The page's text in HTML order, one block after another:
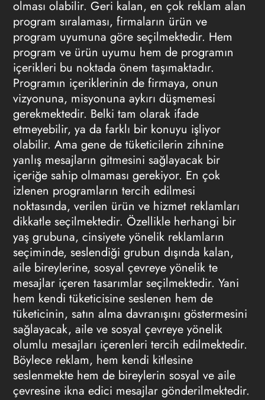
olması olabilir. Geri kalan, en çok reklam alan
program sıralaması, firmaların ürün ve
program uyumuna göre seçilmektedir. Hem
program ve ürün uyumu hem de programın
içerikleri bu noktada önem taşımaktadır.
Programın içeriklerinin de firmaya, onun
vizyonuna, misyonuna aykırı düşmemesi
gerekmektedir. Belki tam olarak ifade
etmeyebilir, ya da farklı bir konuyu işliyor
olabilir. Ama gene de tüketicilerin zihnine
yanlış mesajların gitmesini sağlayacak bir
içeriğe sahip olmaması gerekiyor. En çok
izlenen programların tercih edilmesi
noktasında, verilen ürün ve hizmet reklamları
dikkatle seçilmektedir. Özellikle herhangi bir
yaş grubuna, cinsiyete yönelik reklamların
seçiminde, seslendiği grubun dışında kalan,
aile bireylerine, sosyal çevreye yönelik te
mesajlar içeren tasarımlar seçilmektedir. Yani
hem kendi tüketicisine seslenen hem de
tüketicinin, satın alma davranışını göstermesini
sağlayacak, aile ve sosyal çevreye yönelik
olumlu mesajları içerenleri tercih edilmektedir.
Böylece reklam, hem kendi kitlesine
seslenmekte hem de bireylerin sosyal ve aile
çevresine ikna edici mesajlar gönderilmektedir.